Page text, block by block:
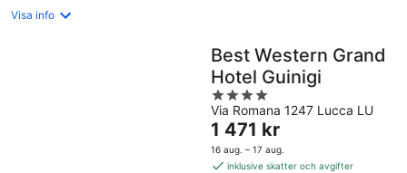
Visa info
Best Western Grand
Hotel Guinigi
4
out
of
5
Via Romana 1247 Lucca LU
Priset
är
1 471 kr
1 471 kr
16 aug. – 17 aug.
inklusive skatter och avgifter